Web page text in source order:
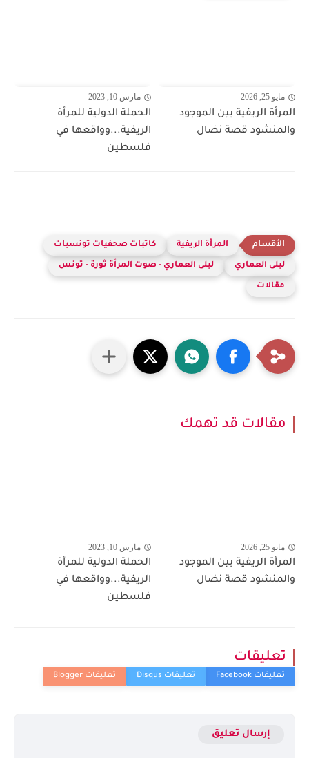
مايو 25, 2026
المرأة الريفية بين الموجود
والمنشود قصة نضال
مارس 10, 2023
الحملة الدولية للمرأة
الريفية...وواقعها في
فلسطين
المرأة الريفية كاتبات صحفيات تونسيات
ليلى العماري ليلى العماري - صوت المرأة ثورة - تونس
مقالات
مقالات قد تهمك
مايو 25, 2026
المرأة الريفية بين الموجود
والمنشود قصة نضال
مارس 10, 2023
الحملة الدولية للمرأة
الريفية...وواقعها في
فلسطين
تعليقات
إرسال تعليق